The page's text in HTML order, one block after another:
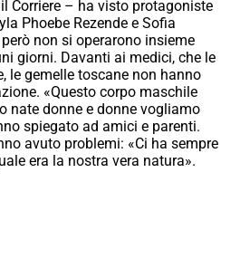
Corriere – ha visto protagoniste
Phoebe Rezende e Sofia
non si operarono insieme
giorni. Davanti ai medici, che le
le gemelle toscane non hanno
«Questo corpo maschile
nate donne e donne vogliamo
spiegato ad amici e parenti.
avuto problemi: «Ci ha sempre
era la nostra vera natura».